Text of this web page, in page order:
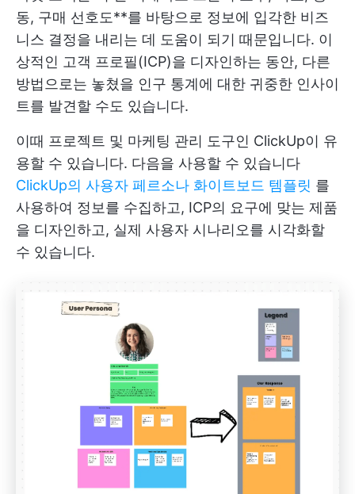
동, 구매 선호도**를 바탕으로 정보에 입각한 비즈
니스 결정을 내리는 데 도움이 되기 때문입니다. 이
상적인 고객 프로필(ICP)을 디자인하는 동안, 다른
방법으로는 놓쳤을 인구 통계에 대한 귀중한 인사이
트를 발견할 수도 있습니다.
이때 프로젝트 및 마케팅 관리 도구인 ClickUp이 유
용할 수 있습니다. 다음을 사용할 수 있습니다
ClickUp의 사용자 페르소나 화이트보드 템플릿 를
사용하여 정보를 수집하고, ICP의 요구에 맞는 제품
을 디자인하고, 실제 사용자 시나리오를 시각화할
수 있습니다.